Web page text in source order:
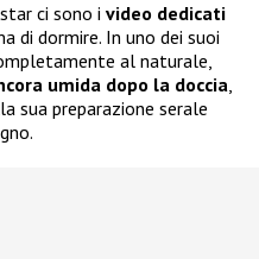
ci sono i video dedicati
di dormire. In uno dei suoi
al naturale,
umida dopo la doccia,
sua preparazione serale